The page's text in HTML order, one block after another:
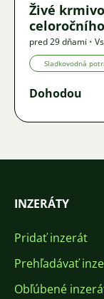
Živé
Grindal,
pred 29 dňami •
Sladkovodná
Dohodou
INZERÁTY
Pridať inzerát
Prehľadávať
Obľúbené